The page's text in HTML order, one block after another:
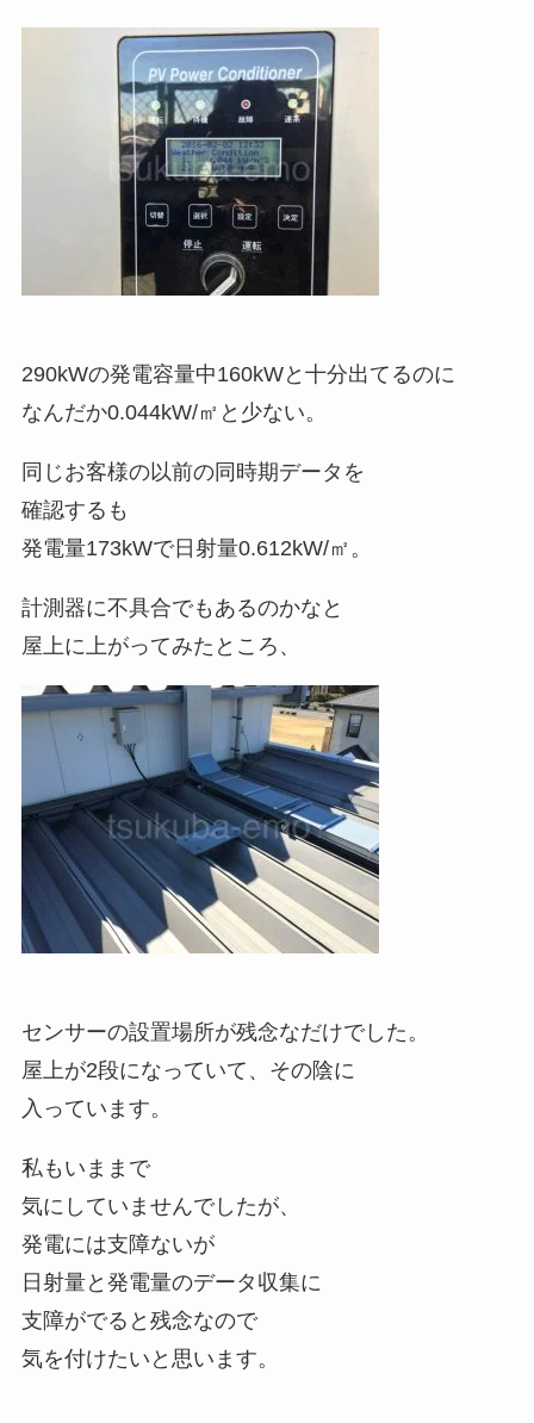
290kWの発電容量中160kWと十分出てるのに
なんだか0.044kW/㎡と少ない。
同じお客様の以前の同時期データを
確認するも
発電量173kWで日射量0.612kW/㎡。
計測器に不具合でもあるのかなと
屋上に上がってみたところ、
センサーの設置場所が残念なだけでした。
屋上が2段になっていて、その陰に
入っています。
私もいままで
気にしていませんでしたが、
発電には支障ないが
日射量と発電量のデータ収集に
支障がでると残念なので
気を付けたいと思います。